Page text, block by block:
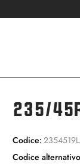
235/
Codice:
Codice